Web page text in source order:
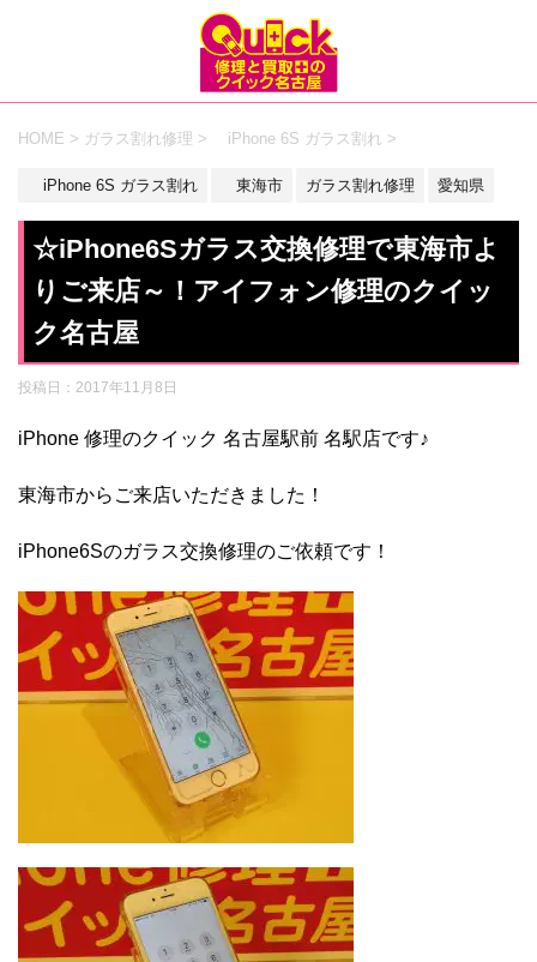
HOME > ガラス割れ修理 > iPhone 6S ガラス割れ >
iPhone 6S ガラス割れ 東海市 ガラス割れ修理 愛知県
☆iPhone6Sガラス交換修理で東海市よ
りご来店～！アイフォン修理のクイッ
ク名古屋
投稿日： 2017年11月8日
iPhone 修理のクイック 名古屋駅前 名駅店です♪
東海市からご来店いただきました！
iPhone6Sのガラス交換修理のご依頼です！